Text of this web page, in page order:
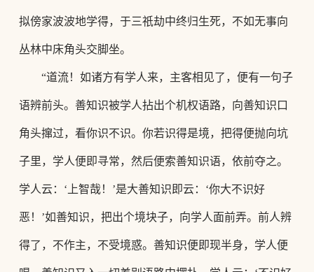
拟傍家波波地学得，于三祇劫中终归生死，不如无事向
丛林中床角头交脚坐。
“道流！如诸方有学人来，主客相见了，便有一句子
语辨前头。 善知识被学人拈出个机权语路，向善知识口
角头撺过，看你识不识。你若识得是境，把得便抛向坑
子里，学人便即寻常，然后便索善知识语，依前夺之。
学人云： ‘上智哉！’是大善知识即云：‘你大不识好
恶！’如善知识，把出个境块子，向学人面前弄。前人辨
得了，不作主，不受境惑。善知识便即现半身，学人便